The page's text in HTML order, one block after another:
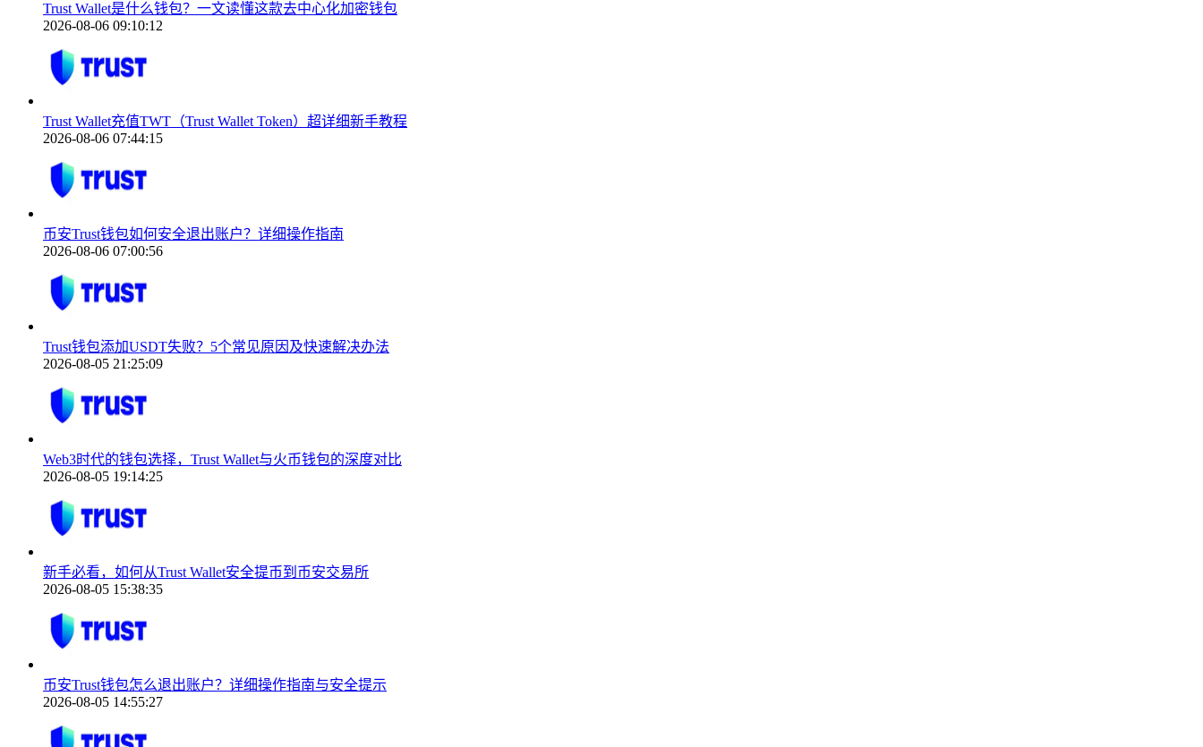
Trust Wallet是什么钱包？一文读懂这款去中心化加密钱包
2026-08-06 09:10:12
Trust Wallet充值TWT（Trust Wallet Token）超详细新手教程
2026-08-06 07:44:15
币安Trust钱包如何安全退出账户？详细操作指南
2026-08-06 07:00:56
Trust钱包添加USDT失败？5个常见原因及快速解决办法
2026-08-05 21:25:09
Web3时代的钱包选择，Trust Wallet与火币钱包的深度对比
2026-08-05 19:14:25
新手必看，如何从Trust Wallet安全提币到币安交易所
2026-08-05 15:38:35
币安Trust钱包怎么退出账户？详细操作指南与安全提示
2026-08-05 14:55:27